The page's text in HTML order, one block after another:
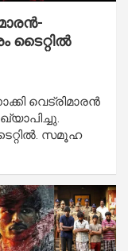
ടൈറ്റിൽ
വെട്രിമാരൻ
സമൂഹ